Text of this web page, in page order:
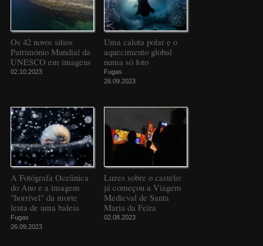
Os 42 novos sítios
Património Mundial da
UNESCO em imagens
02.10.2023
Uma calota polar e o
aquecimento global
numa só foto
Fugas
26.09.2023
A Fotógrafa Oceânica
do Ano e a imagem
"horrível" da morte
lenta de uma baleia
Fugas
26.09.2023
Luzes sobre o castelo:
já começou a Viagem
Medieval de Santa
Maria da Feira
02.08.2023